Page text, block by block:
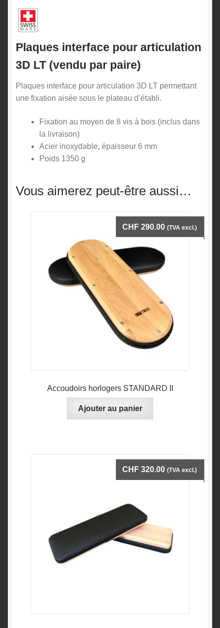
Plaques interface pour articulation
3D LT (vendu par paire)
Plaques interface pour articulation 3D LT permettant
une fixation aisée sous le plateau d’établi.
Fixation au moyen de 8 vis à bois (inclus dans
la livraison)
Acier inoxydable, épaisseur 6 mm
Poids 1350 g
Vous aimerez peut-être aussi…
Accoudoirs horlogers STANDARD II
CHF 290.00 (TVA excl.)
Ajouter au panier
CHF 320.00 (TVA excl.)